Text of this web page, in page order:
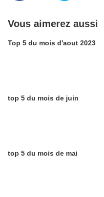
Vous aimerez aussi
Top 5 du mois d'aout 2023
top 5 du mois de juin
top 5 du mois de mai